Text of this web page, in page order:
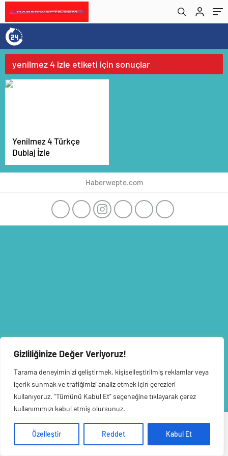
Gizliliğinize Değer Veriyoruz!
Tarama deneyiminizi geliştirmek, kişiselleştirilmiş reklamlar veya
içerik sunmak ve trafiğimizi analiz etmek için çerezleri
kullanıyoruz. "Tümünü Kabul Et" seçeneğine tıklayarak çerez
kullanımımızı kabul etmiş olursunuz.
Özelleştir Reddet Kabul Et
yenilmez 4 izle etiketi için sonuçlar
Yenilmez 4 Türkçe
Dublaj İzle
Haberwepte.com
Veri politikasındaki amaçlarla sınırlı ve mevzuata uygun şekilde
çerez konumlandırmaktayız. Detaylar için
veri politikamızı
inceleyebilirsiniz.